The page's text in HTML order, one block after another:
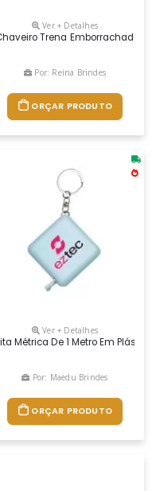
O Alcance De Até 2
Ver + Detalhes
Trena Emborrachada De
Por: Reina Brindes
ORÇAR PRODUTO
Com Etiqueta
Ver + Detalhes
Métrica De 1 Metro Em
Por: Maedu Brindes
ORÇAR PRODUTO